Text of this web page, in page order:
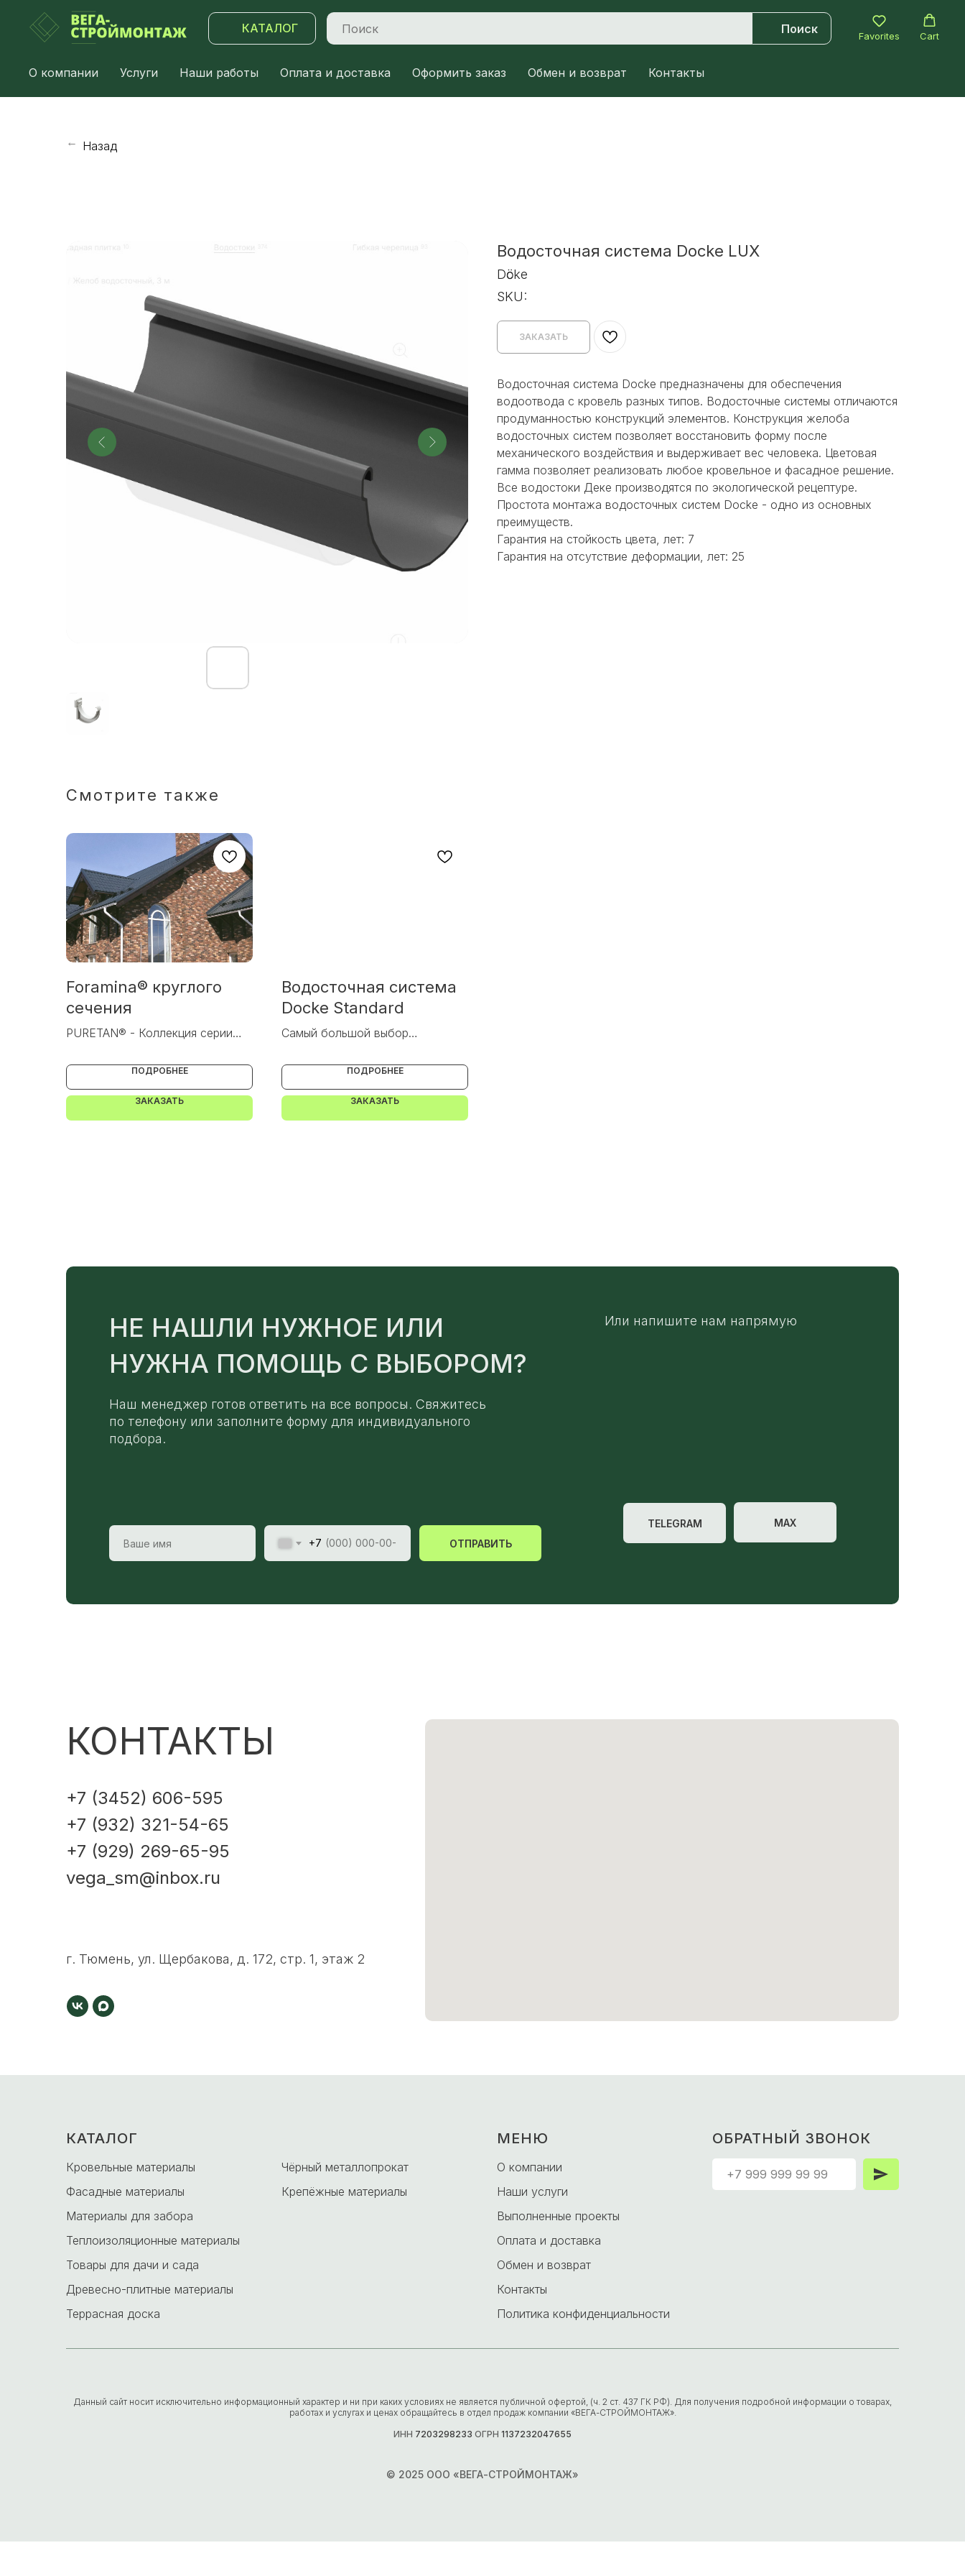
КАТАЛОГ Поиск
Favorites Cart
О компании Услуги Наши работы Оплата и доставка Оформить заказ Обмен и возврат Контакты
→ Назад
Водосточная система Docke LUX
Dӧcke
SKU:
ЗАКАЗАТЬ
Водосточная система Docke предназначены для обеспечения
водоотвода с кровель разных типов. Водосточные системы отличаются
продуманностью конструкций элементов. Конструкция желоба
водосточных систем позволяет восстановить форму после
механического воздействия и выдерживает вес человека. Цветовая
гамма позволяет реализовать любое кровельное и фасадное решение.
Все водостоки Деке производятся по экологической рецептуре.
Простота монтажа водосточных систем Docke - одно из основных
преимуществ.
Гарантия на стойкость цвета, лет: 7
Гарантия на отсутствие деформации, лет: 25
Смотрите также
Foramina® круглого
сечения
PURETAN® - Коллекция серии
ПОДРОБНЕЕ
ЗАКАЗАТЬ
Водосточная система
Docke Standard
Самый большой выбор
ПОДРОБНЕЕ
ЗАКАЗАТЬ
НЕ НАШЛИ НУЖНОЕ ИЛИ
НУЖНА ПОМОЩЬ С ВЫБОРОМ?
Или напишите нам напрямую
Наш менеджер готов ответить на все вопросы. Свяжитесь
по телефону или заполните форму для индивидуального
подбора.
+7 ОТПРАВИТЬ
MAX
TELEGRAM
КОНТАКТЫ
+7 (3452) 606-595
+7 (932) 321-54-65
+7 (929) 269-65-95
vega_sm@inbox.ru
г. Тюмень, ул. Щербакова, д. 172, стр. 1, этаж 2
КАТАЛОГ
Кровельные материалы
Фасадные материалы
Материалы для забора
Теплоизоляционные материалы
Товары для дачи и сада
Древесно-плитные материалы
Террасная доска
Чёрный металлопрокат
Крепёжные материалы
МЕНЮ
О компании
Наши услуги
Выполненные проекты
Оплата и доставка
Обмен и возврат
Контакты
Политика конфиденциальности
ОБРАТНЫЙ ЗВОНОК
Данный сайт носит исключительно информационный характер и ни при каких условиях не является публичной офертой, (ч. 2 ст. 437 ГК РФ). Для получения подробной информации о товарах,
работах и услугах и ценах обращайтесь в отдел продаж компании «ВЕГА-СТРОЙМОНТАЖ».
ИНН 7203298233 ОГРН 1137232047655
© 2025 ООО «ВЕГА-СТРОЙМОНТАЖ»